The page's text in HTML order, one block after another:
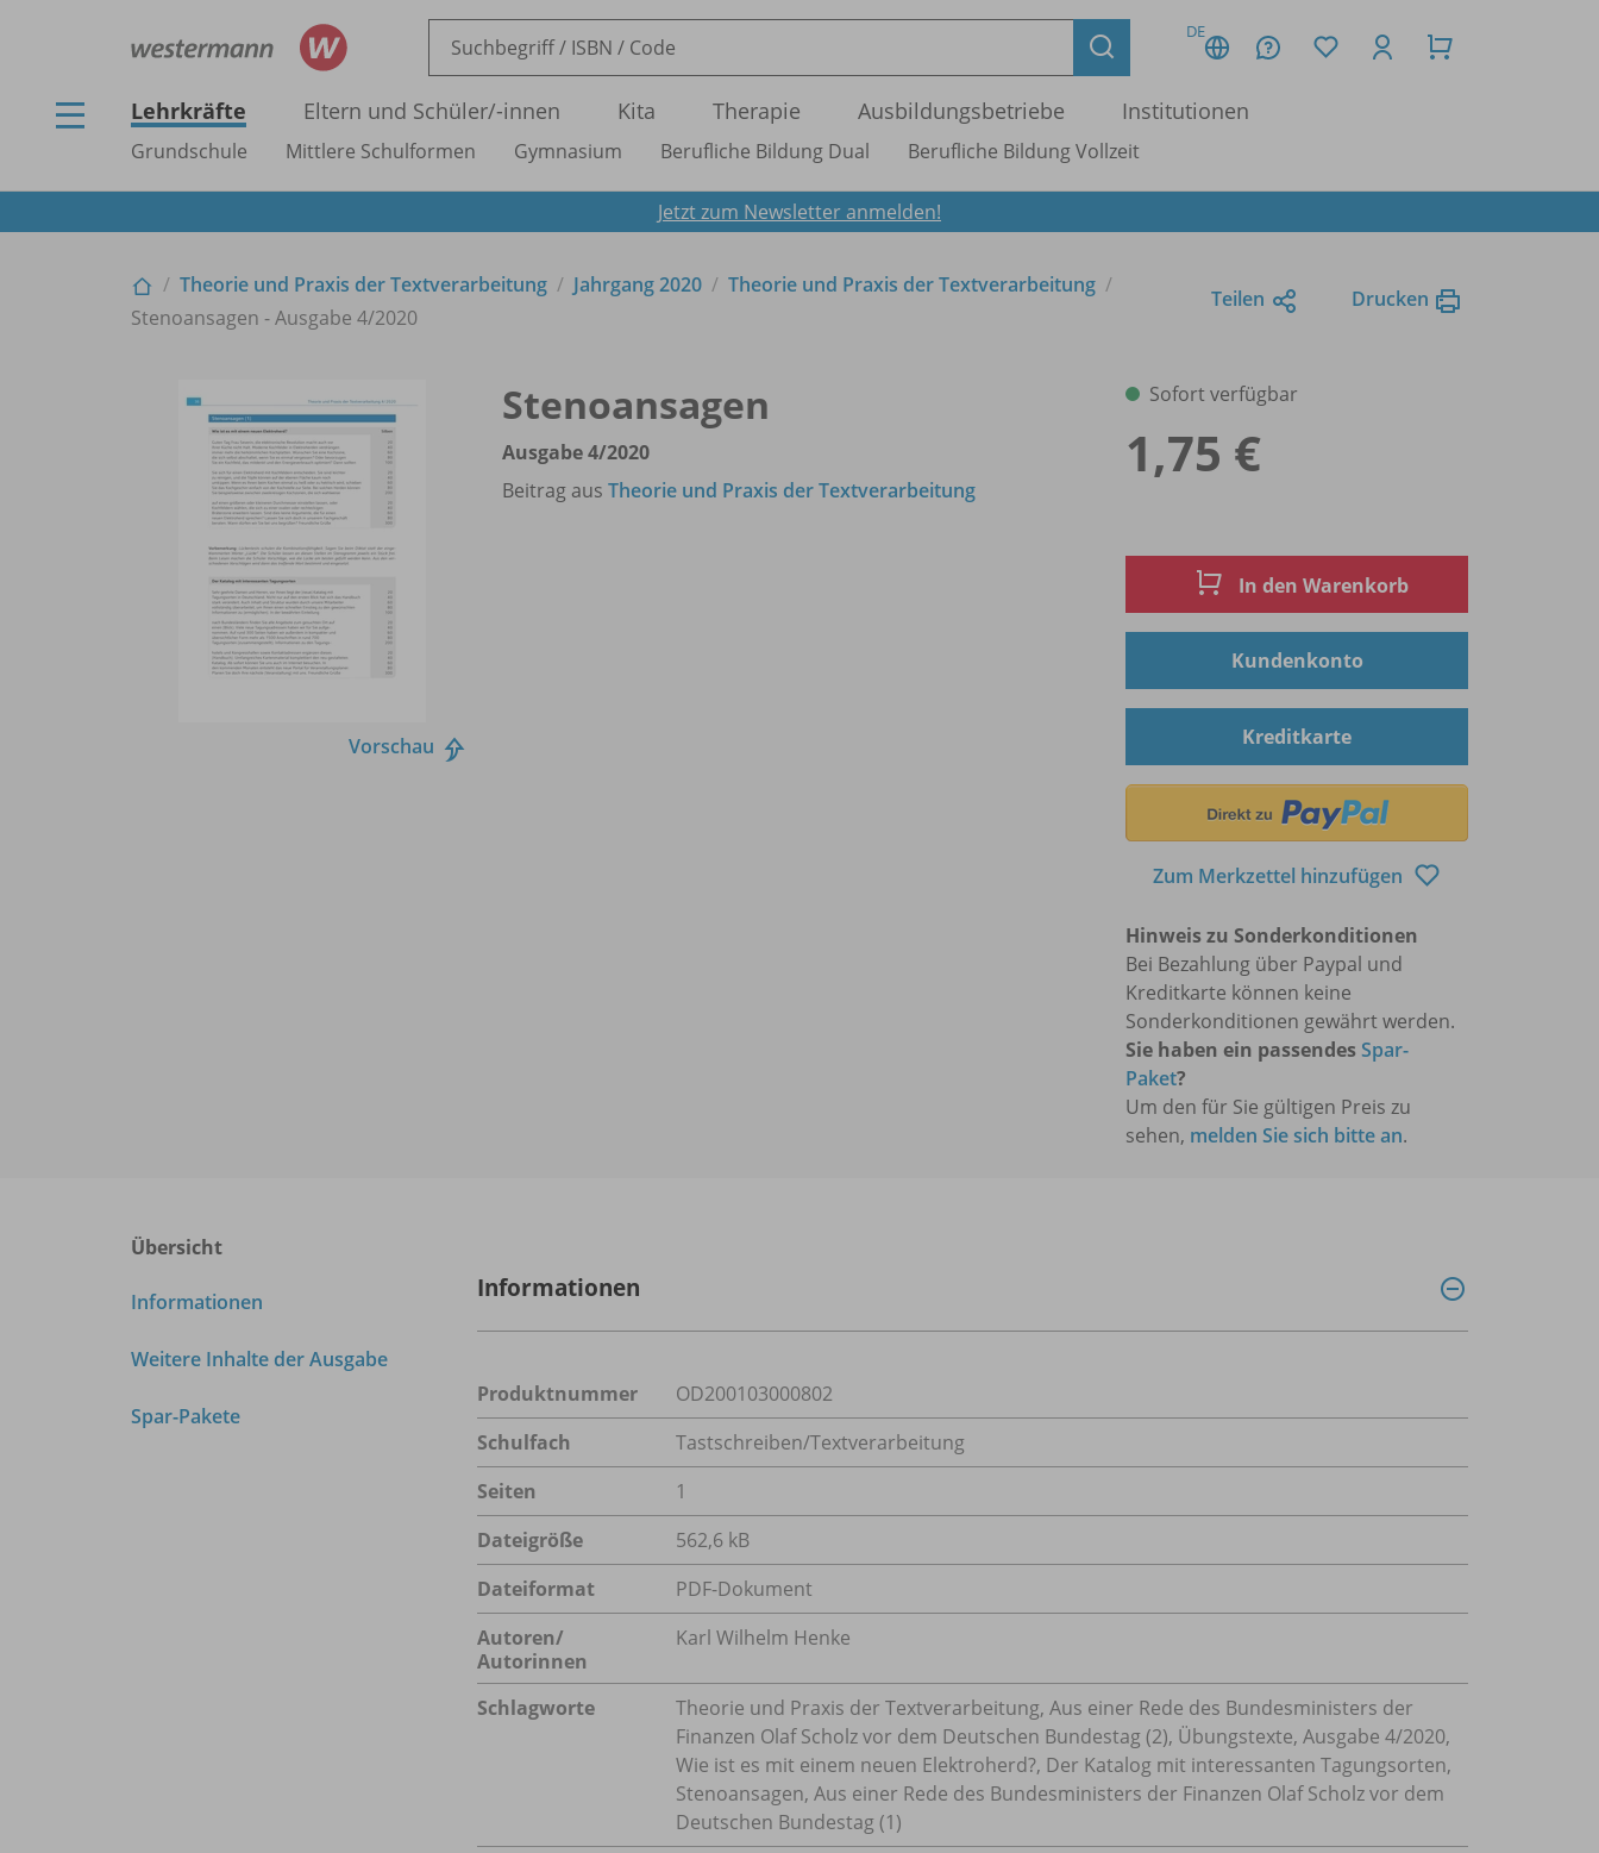
DE
Lehrkräfte Eltern und Schüler/-innen Kita Therapie Ausbildungsbetriebe Institutionen
Grundschule Mittlere Schulformen Gymnasium Berufliche Bildung Dual Berufliche Bildung Vollzeit
Jetzt zum Newsletter anmelden!
Theorie und Praxis der Textverarbeitung Jahrgang 2020
Theorie und Praxis der Textverarbeitung
Stenoansagen - Ausgabe 4/2020
Teilen Drucken
Vorschau
Stenoansagen
Ausgabe 4/2020
Beitrag aus Theorie und Praxis der Textverarbeitung
Sofort verfügbar
1,75 €
In den Warenkorb
Kundenkonto
Kreditkarte
Zum Merkzettel hinzufügen
Hinweis zu Sonderkonditionen
Bei Bezahlung über Paypal und
Kreditkarte können keine
Sonderkonditionen gewährt werden.
Sie haben ein passendesSpar-
Paket?
Um den für Sie gültigen Preis zu
sehen, melden Sie sich bitte an.
Übersicht
Informationen
Weitere Inhalte der Ausgabe
Spar-Pakete
Informationen
Produktnummer
OD200103000802
Schulfach
Tastschreiben/Textverarbeitung
Seiten
1
Dateigröße
562,6 kB
Dateiformat
PDF-Dokument
Autoren/
Autorinnen
Karl Wilhelm Henke
Schlagworte
Theorie und Praxis der Textverarbeitung, Aus einer Rede des Bundesministers der
Finanzen Olaf Scholz vor dem Deutschen Bundestag (2), Übungstexte, Ausgabe 4/2020,
Wie ist es mit einem neuen Elektroherd?, Der Katalog mit interessanten Tagungsorten,
Stenoansagen, Aus einer Rede des Bundesministers der Finanzen Olaf Scholz vor dem
Deutschen Bundestag (1)